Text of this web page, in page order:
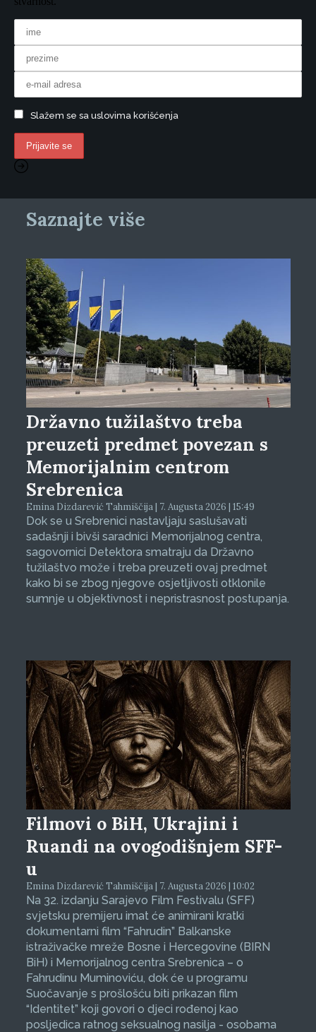
Slažem se sa uslovima korišćenja
Saznajte više
Državno tužilaštvo treba
preuzeti predmet povezan s
Memorijalnim centrom
Srebrenica
Emina Dizdarević Tahmiščija | 7. Augusta 2026 | 15:49
Dok se u Srebrenici nastavljaju saslušavati
sadašnji i bivši saradnici Memorijalnog centra,
sagovornici Detektora smatraju da Državno
tužilaštvo može i treba preuzeti ovaj predmet
kako bi se zbog njegove osjetljivosti otklonile
sumnje u objektivnost i nepristrasnost postupanja.
Filmovi o BiH, Ukrajini i
Ruandi na ovogodišnjem SFF-
u
Emina Dizdarević Tahmiščija | 7. Augusta 2026 | 10:02
Na 32. izdanju Sarajevo Film Festivalu (SFF)
svjetsku premijeru imat će animirani kratki
dokumentarni film “Fahrudin” Balkanske
istraživačke mreže Bosne i Hercegovine (BIRN
BiH) i Memorijalnog centra Srebrenica – o
Fahrudinu Muminoviću, dok će u programu
Suočavanje s prošlošću biti prikazan film
“Identitet” koji govori o djeci rođenoj kao
posljedica ratnog seksualnog nasilja - osobama